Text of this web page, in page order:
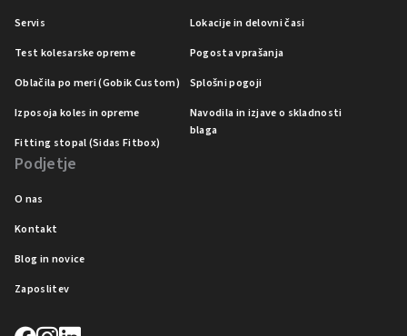
Servis
Test kolesarske opreme
Oblačila po meri (Gobik Custom)
Izposoja koles in opreme
Fitting stopal (Sidas Fitbox)
Lokacije in delovni časi
Pogosta vprašanja
Splošni pogoji
Navodila in izjave o skladnosti
blaga
Podjetje
O nas
Kontakt
Blog in novice
Zaposlitev